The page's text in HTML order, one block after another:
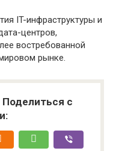
IT-инфраструктуры и
центров,
востребованной
рынке.
Поделиться с